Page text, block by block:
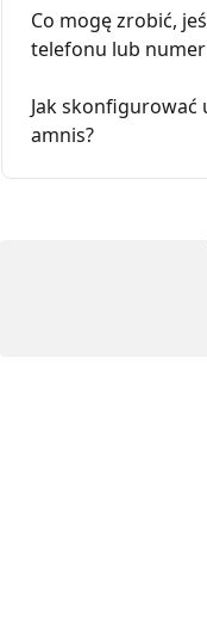
Co mogę zrobić,
telefonu lub
Jak skonfigurować
amnis?